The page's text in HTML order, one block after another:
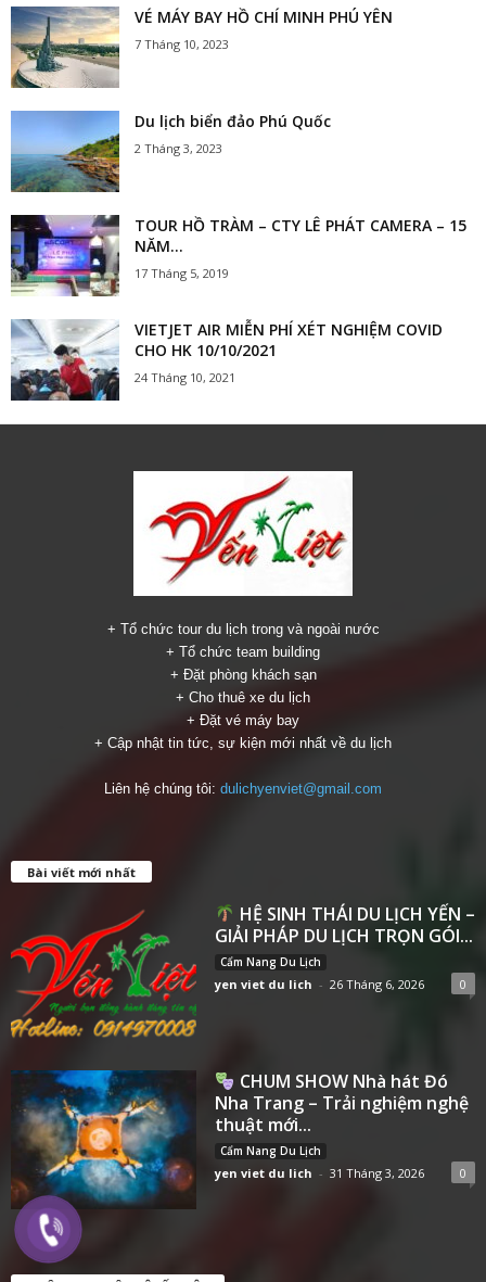
VÉ MÁY BAY HỒ CHÍ MINH PHÚ YÊN
7 Tháng 10, 2023
Du lịch biển đảo Phú Quốc
2 Tháng 3, 2023
TOUR HỒ TRÀM – CTY LÊ PHÁT CAMERA – 15
NĂM...
17 Tháng 5, 2019
VIETJET AIR MIỄN PHÍ XÉT NGHIỆM COVID
CHO HK 10/10/2021
24 Tháng 10, 2021
+ Tổ chức tour du lịch trong và ngoài nước
+ Tổ chức team building
+ Đặt phòng khách sạn
+ Cho thuê xe du lịch
+ Đặt vé máy bay
+ Cập nhật tin tức, sự kiện mới nhất về du lịch
Liên hệ chúng tôi: dulichyenviet@gmail.com
Bài viết mới nhất
HỆ SINH THÁI DU LỊCH YẾN –
GIẢI PHÁP DU LỊCH TRỌN GÓI...
Cẩm Nang Du Lịch
yen viet du lich - 26 Tháng 6, 2026 0
CHUM SHOW Nhà hát Đó
Nha Trang – Trải nghiệm nghệ
thuật mới...
Cẩm Nang Du Lịch
yen viet du lich - 31 Tháng 3, 2026 0